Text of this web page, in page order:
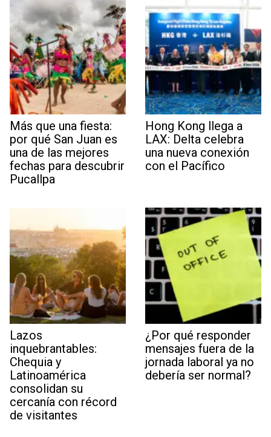
Más que una fiesta:
por qué San Juan es
una de las mejores
fechas para descubrir
Pucallpa
Hong Kong llega a
LAX: Delta celebra
una nueva conexión
con el Pacífico
Lazos
inquebrantables:
Chequia y
Latinoamérica
consolidan su
cercanía con récord
de visitantes
¿Por qué responder
mensajes fuera de la
jornada laboral ya no
debería ser normal?